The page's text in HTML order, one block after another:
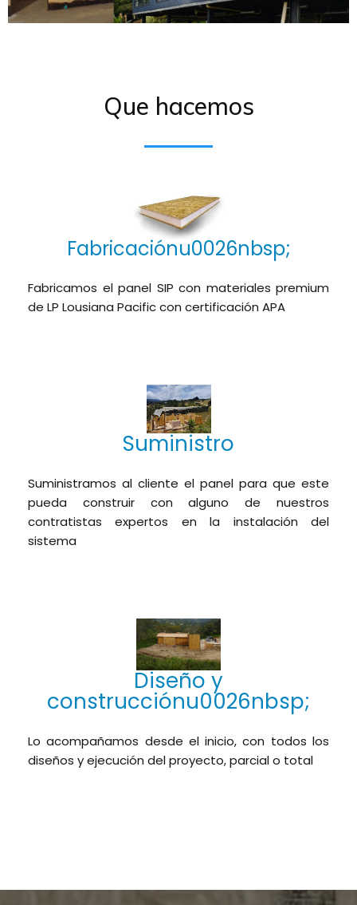
Que hacemos
Fabricaciónu0026nbsp;
Fabricamos el panel SIP con materiales premium
de LP Lousiana Pacific con certificación APA
Suministro
Suministramos al cliente el panel para que este
pueda construir con alguno de nuestros
contratistas expertos en la instalación del
sistema
Diseño y
construcciónu0026nbsp;
Lo acompañamos desde el inicio, con todos los
diseños y ejecución del proyecto, parcial o total